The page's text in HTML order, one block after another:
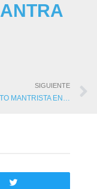
SIGUIENTE
MOVIMIENTO MANTRISTA EN NOTICIAS